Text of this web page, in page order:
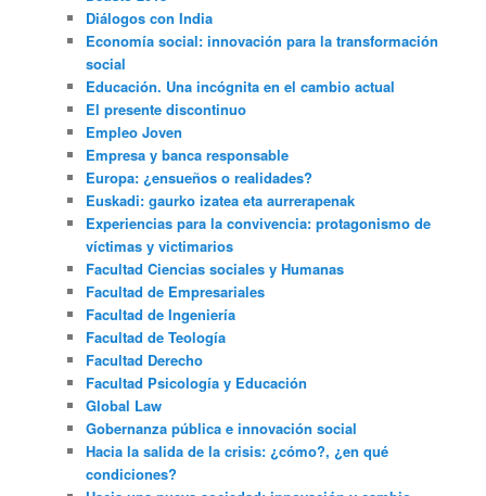
Diálogos con India
Economía social: innovación para la transformación
social
Educación. Una incógnita en el cambio actual
El presente discontinuo
Empleo Joven
Empresa y banca responsable
Europa: ¿ensueños o realidades?
Euskadi: gaurko izatea eta aurrerapenak
Experiencias para la convivencia: protagonismo de
víctimas y victimarios
Facultad Ciencias sociales y Humanas
Facultad de Empresariales
Facultad de Ingeniería
Facultad de Teología
Facultad Derecho
Facultad Psicología y Educación
Global Law
Gobernanza pública e innovación social
Hacia la salida de la crisis: ¿cómo?, ¿en qué
condiciones?